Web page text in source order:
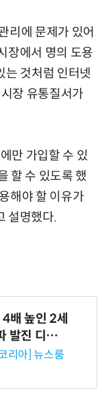
리에 문제가 있어
장에서 명의 도용
는 것처럼 인터넷
장 유통질서가
만 가입할 수 있
할 수 있도록 했
해야 할 이유가
설명했다.
배 높인 2세
발진 디바이
리아] 뉴스룸